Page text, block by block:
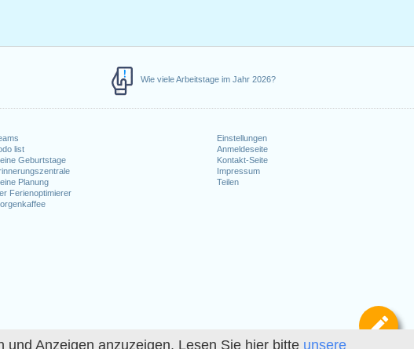
Anzeigen anzuzeigen. Lesen Sie hier bitte unsere
Wie viele Arbeitstage im Jahr 2026?
list
Geburtstage
Planung
Ferienoptimierer
Einstellungen
Anmeldeseite
Kontakt-Seite
Impressum
Teilen